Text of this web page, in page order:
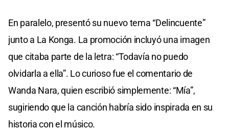
En paralelo, presentó su nuevo tema “Delincuente”
junto a La Konga. La promoción incluyó una imagen
que citaba parte de la letra: “Todavía no puedo
olvidarla a ella”. Lo curioso fue el comentario de
Wanda Nara, quien escribió simplemente: “Mía”,
sugiriendo que la canción habría sido inspirada en su
historia con el músico.